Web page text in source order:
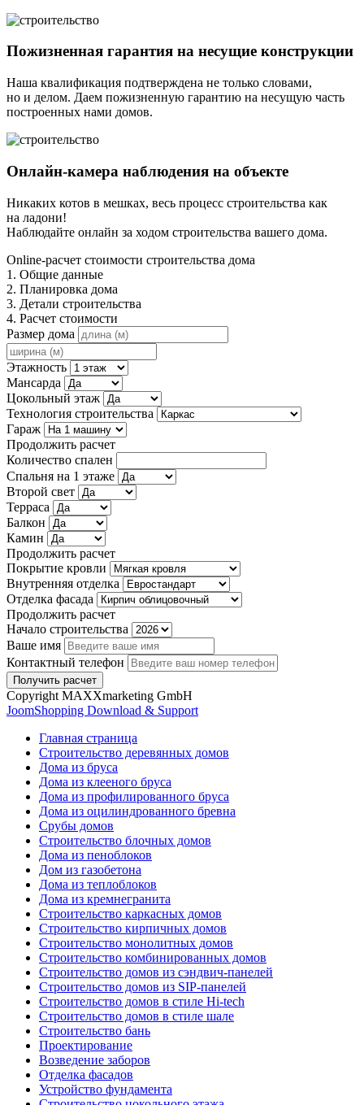
Пожизненная гарантия на несущие конструкции
Наша квалификация подтверждена не только словами,
но и делом. Даем пожизненную гарантию на несущую часть
построенных нами домов.
Онлайн-камера наблюдения на объекте
Никаких котов в мешках, весь процесс строительства как
на ладони!
Наблюдайте онлайн за ходом строительства вашего дома.
Online-расчет стоимости строительства дома
1. Общие данные
2. Планировка дома
3. Детали строительства
4. Расчет стоимости
Размер дома
Этажность
Мансарда
Цокольный этаж
Технология строительства
Гараж
Продолжить расчет
Количество спален
Спальня на 1 этаже
Второй свет
Терраса
Балкон
Камин
Продолжить расчет
Покрытие кровли
Внутренняя отделка
Отделка фасада
Продолжить расчет
Начало строительства
Ваше имя
Контактный телефон
Copyright MAXXmarketing GmbH
JoomShopping Download & Support
Главная страница
Строительство деревянных домов
Дома из бруса
Дома из клееного бруса
Дома из профилированного бруса
Дома из оцилиндрованного бревна
Срубы домов
Строительство блочных домов
Дома из пеноблоков
Дом из газобетона
Дома из теплоблоков
Дома из кремнегранита
Строительство каркасных домов
Строительство кирпичных домов
Строительство монолитных домов
Строительство комбинированных домов
Строительство домов из сэндвич-панелей
Строительство домов из SIP-панелей
Строительство домов в стиле Hi-tech
Строительство домов в стиле шале
Строительство бань
Проектирование
Возведение заборов
Отделка фасадов
Устройство фундамента